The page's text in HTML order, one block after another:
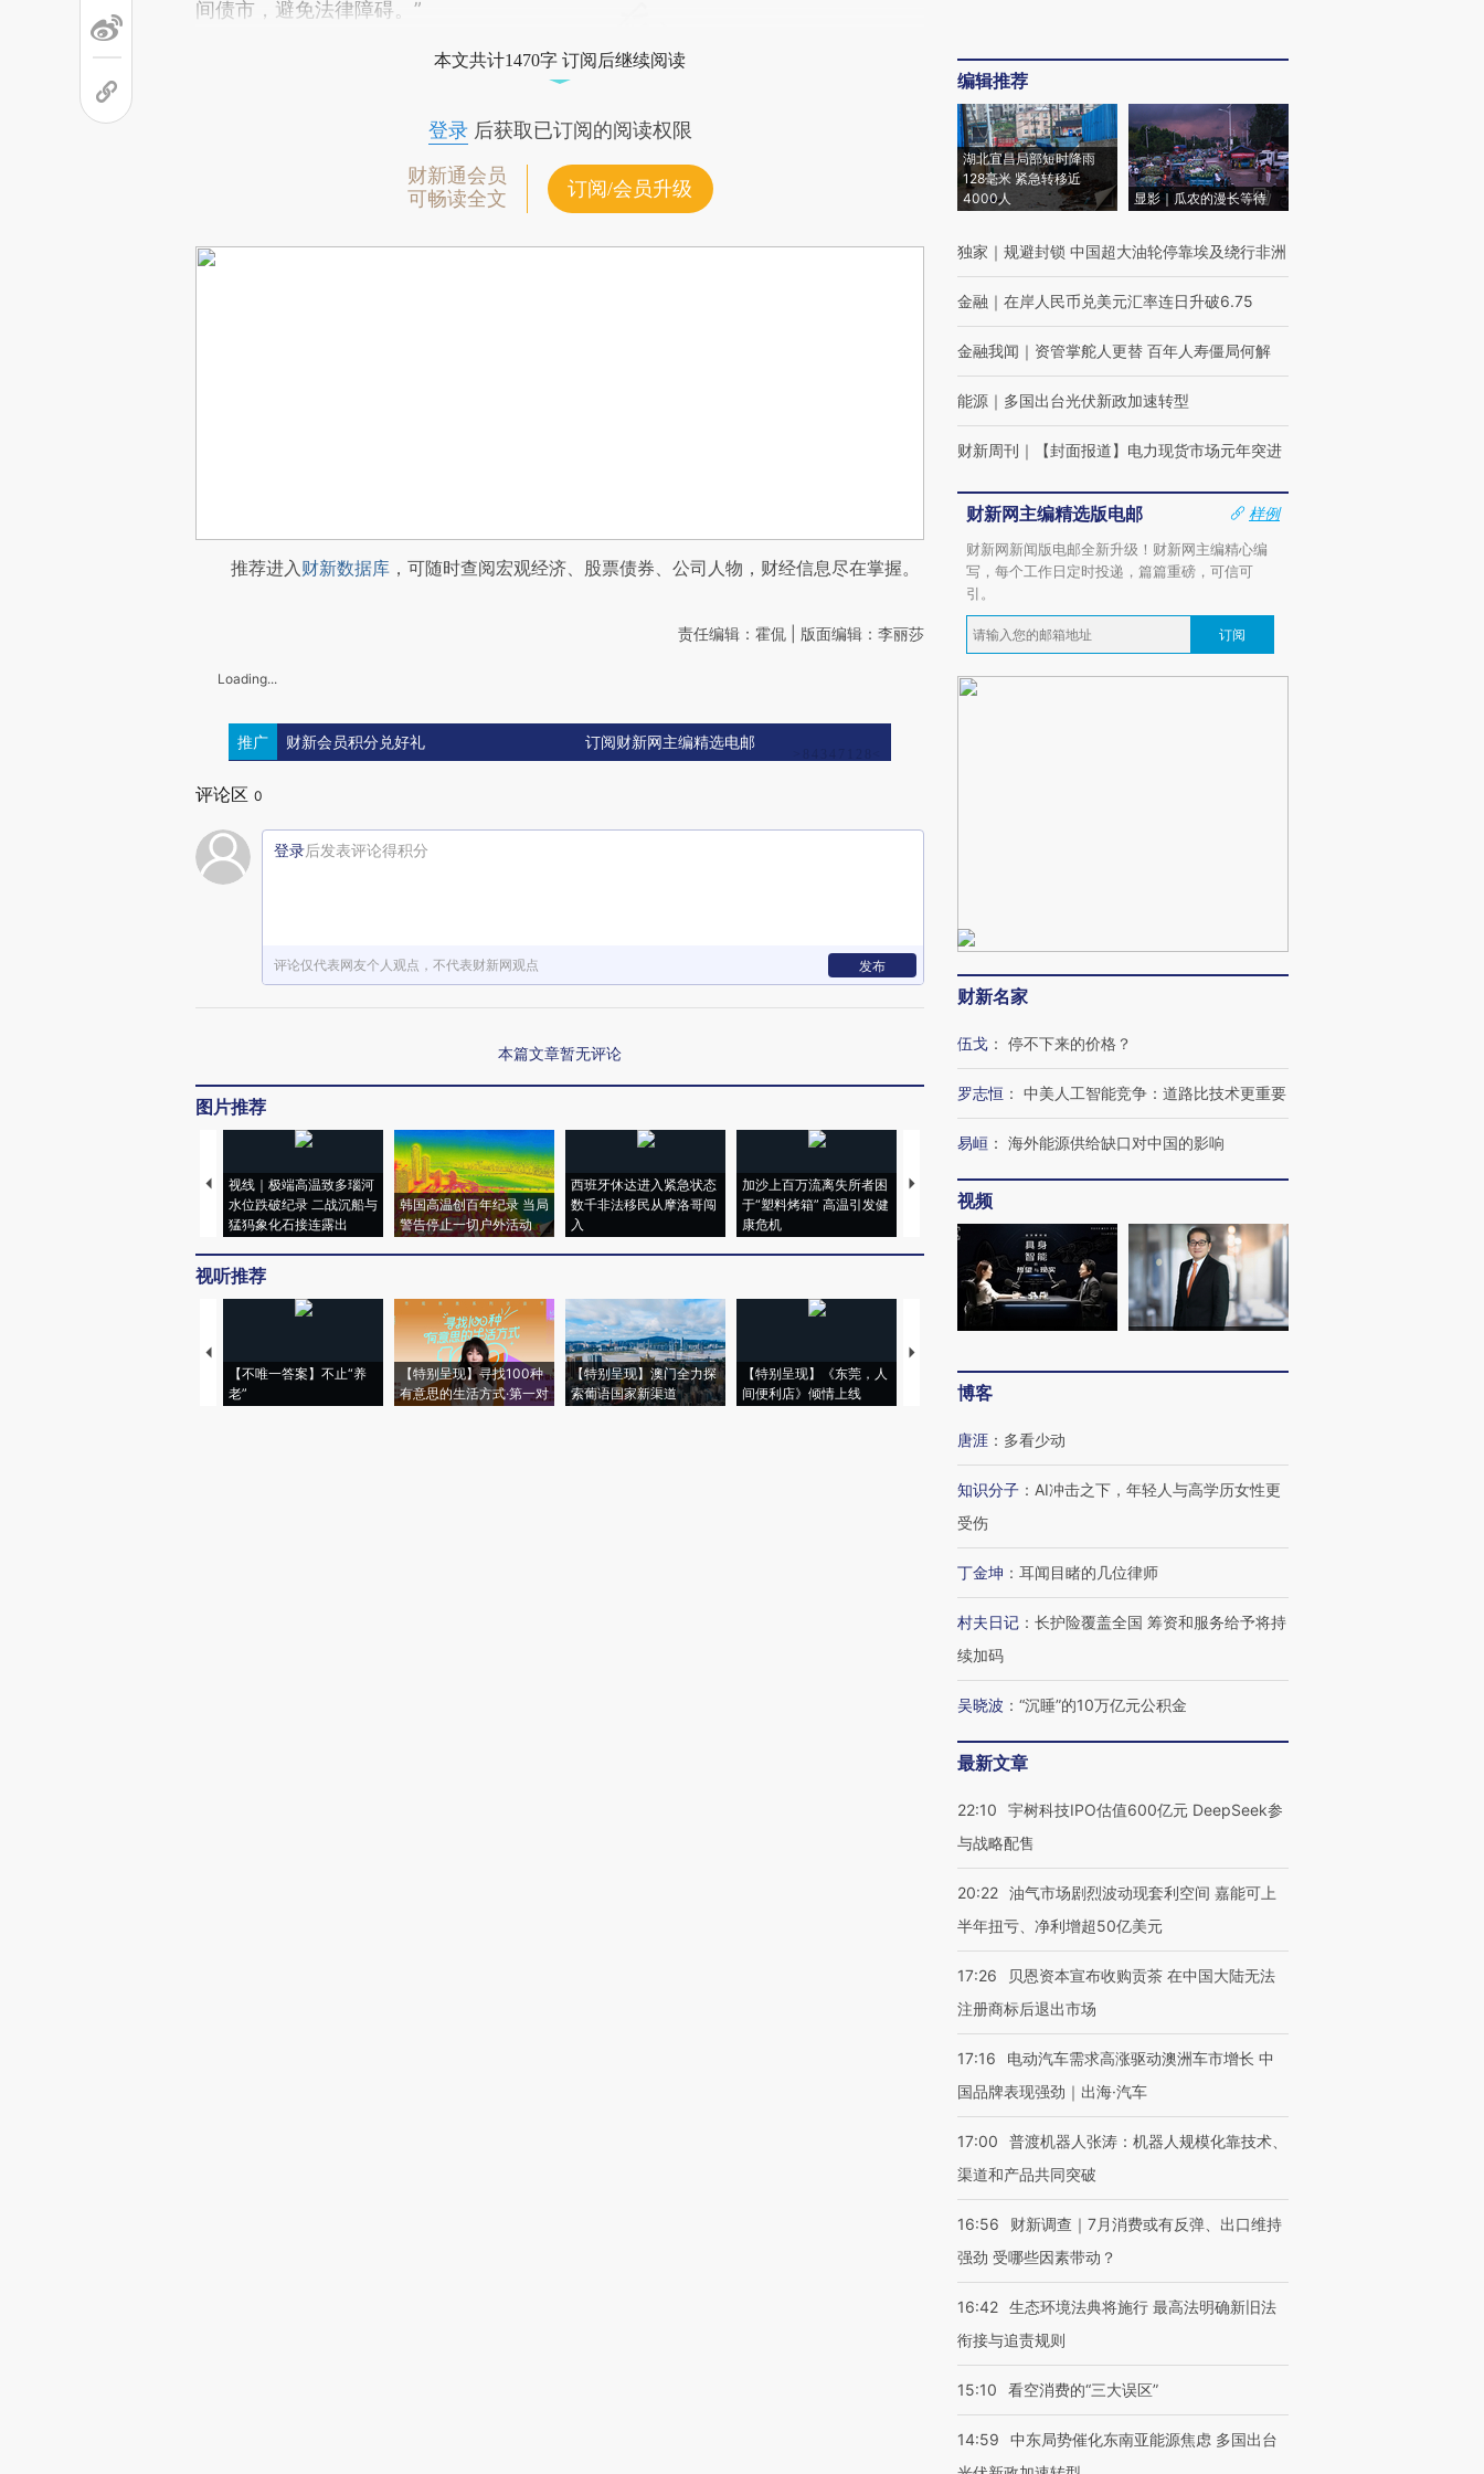
间债市，避免法律障碍。”
本文共计1470字 订阅后继续阅读
登录后获取已订阅的阅读权限
财新通会员
可畅读全文
订阅/会员升级
推荐进入财新数据库 ，可随时查阅宏观经济、股票债券、公司人物，财经信息尽在掌握。
责任编辑：霍侃 | 版面编辑：李丽莎
Loading...
推广 财新会员积分兑好礼 订阅财新网主编精选电邮
评论区 0
登录后发表评论得积分
评论仅代表网友个人观点，不代表财新网观点 发布
本篇文章暂无评论
图片推荐
视线｜极端高温致多瑙河
水位跌破纪录 二战沉船与
猛犸象化石接连露出
韩国高温创百年纪录 当局
警告停止一切户外活动
西班牙休达进入紧急状态
数千非法移民从摩洛哥闯
入
加沙上百万流离失所者困
于“塑料烤箱” 高温引发健
康危机
视线｜HYROX的吸金
术：是什么让中产们甘
心“花钱找虐”？
马航飞行员跨国走私7万
毒品
视线｜被称为“蟑螂”的印
育部长拱下台
视听推荐
【不唯一答案】不止“养
老”
【特别呈现】寻找100种
有意思的生活方式·第一对
【特别呈现】澳门全力探
索葡语国家新渠道
【特别呈现】《东莞，人
间便利店》倾情上线
【推广】走进第四届链博
会，让数智科技“链”接产
【特别呈现】寻找100种
CFO：不靠规模取胜，华
编辑推荐
湖北宜昌局部短时降雨
128毫米 紧急转移近
4000人
显影｜瓜农的漫长等待
独家 ｜ 规避封锁 中国超大油轮停靠埃及绕行非洲
金融 ｜ 在岸人民币兑美元汇率连日升破6.75
金融我闻 ｜ 资管掌舵人更替 百年人寿僵局何解
能源 ｜ 多国出台光伏新政加速转型
财新周刊 ｜ 【封面报道】电力现货市场元年突进
财新网主编精选版电邮
样例
财新网新闻版电邮全新升级！财新网主编精心编
写，每个工作日定时投递，篇篇重磅，可信可
引。
订阅
财新名家
伍戈 ： 停不下来的价格？
罗志恒 ： 中美人工智能竞争：道路比技术更重要
易峘 ： 海外能源供给缺口对中国的影响
视频
博客
唐涯 ： 多看少动
知识分子 ： AI冲击之下，年轻人与高学历女性更
受伤
丁金坤 ： 耳闻目睹的几位律师
村夫日记 ： 长护险覆盖全国 筹资和服务给予将持
续加码
吴晓波 ： “沉睡”的10万亿元公积金
最新文章
22:10
宇树科技IPO估值600亿元 DeepSeek参
与战略配售
20:22 油气市场剧烈波动现套利空间 嘉能可上
半年扭亏、净利增超50亿美元
17:26
贝恩资本宣布收购贡茶 在中国大陆无法
注册商标后退出市场
17:16
电动汽车需求高涨驱动澳洲车市增长 中
国品牌表现强劲｜出海·汽车
17:00
普渡机器人张涛：机器人规模化靠技术、
渠道和产品共同突破
16:56
财新调查｜7月消费或有反弹、出口维持
强劲 受哪些因素带动？
16:42 生态环境法典将施行 最高法明确新旧法
衔接与追责规则
15:10 看空消费的“三大误区”
14:59
中东局势催化东南亚能源焦虑 多国出台